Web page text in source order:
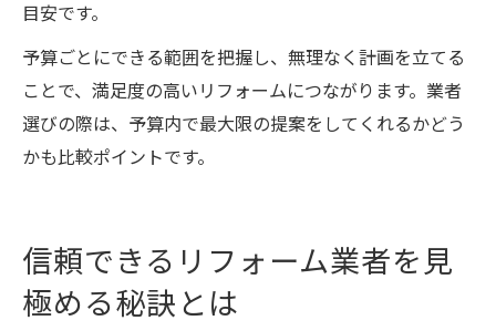
目安です。
予算ごとにできる範囲を把握し、無理なく計画を立てる
ことで、満足度の高いリフォームにつながります。業者
選びの際は、予算内で最大限の提案をしてくれるかどう
かも比較ポイントです。
信頼できるリフォーム業者を見
極める秘訣とは